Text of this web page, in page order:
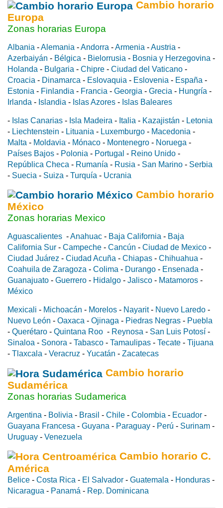
Cambio horario
Europa
Zonas horarias Europa
Albania -Alemania -Andorra -Armenia -Austria -
Azerbaiyán - Bélgica - Bielorrusia - Bosnia y Herzegovina -
Holanda - Bulgaria - Chipre - Ciudad del Vaticano -
Croacia - Dinamarca - Eslovaquia - Eslovenia - España -
Estonia - Finlandia - Francia - Georgia - Grecia - Hungría -
Irlanda - Islandia - Islas Azores - Islas Baleares
- Islas Canarias - Isla Madeira - Italia - Kazajistán - Letonia
- Liechtenstein - Lituania - Luxemburgo - Macedonia -
Malta - Moldavia - Mónaco - Montenegro - Noruega -
Países Bajos - Polonia - Portugal - Reino Unido -
República Checa - Rumanía - Rusia - San Marino - Serbia
- Suecia - Suiza - Turquía - Ucrania
Cambio horario
México
Zonas horarias Mexico
Aguascalientes -Anahuac - Baja California - Baja
California Sur - Campeche - Cancún - Ciudad de Mexico -
Ciudad Juárez - Ciudad Acuña - Chiapas - Chihuahua -
Coahuila de Zaragoza - Colima - Durango - Ensenada -
Guanajuato - Guerrero - Hidalgo - Jalisco - Matamoros -
México
Mexicali - Michoacán - Morelos - Nayarit- Nuevo Laredo -
Nuevo León - Oaxaca - Ojinaga - Piedras Negras - Puebla
- Querétaro - Quintana Roo - Reynosa - San Luis Potosí -
Sinaloa - Sonora - Tabasco - Tamaulipas - Tecate - Tijuana
- Tlaxcala - Veracruz - Yucatán - Zacatecas
Cambio horario
Sudamérica
Zonas horarias Sudamerica
Argentina - Bolivia - Brasil - Chile - Colombia - Ecuador -
Guayana Francesa - Guyana - Paraguay - Perú - Surinam -
Uruguay - Venezuela
Cambio horario C.
América
Belice - Costa Rica - El Salvador - Guatemala - Honduras -
Nicaragua - Panamá - Rep. Dominicana